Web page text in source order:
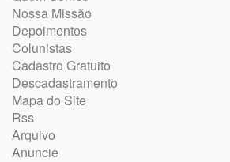
Nossa Missão
Depoimentos
Colunistas
Cadastro Gratuito
Descadastramento
Mapa do Site
Rss
Arquivo
Anuncie